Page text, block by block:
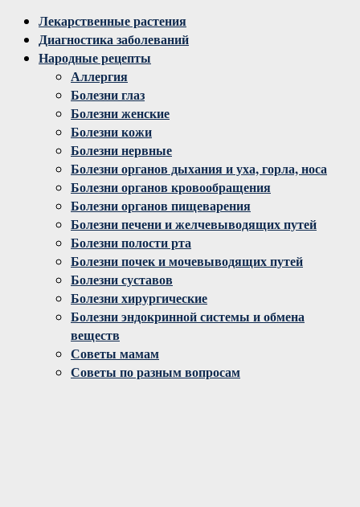
Facebook
Twitter
Instagram
YoutubeЛекарственные растения
Диагностика заболеваний
Народные рецепты
Аллергия
Болезни глаз
Болезни женские
Болезни кожи
Болезни нервные
Болезни органов дыхания и уха, горла, носа
Болезни органов кровообращения
Болезни органов пищеварения
Болезни печени и желчевыводящих путей
Болезни полости рта
Болезни почек и мочевыводящих путей
Болезни суставов
Болезни хирургические
Болезни эндокринной системы и обмена
веществ
Советы мамам
Советы по разным вопросам